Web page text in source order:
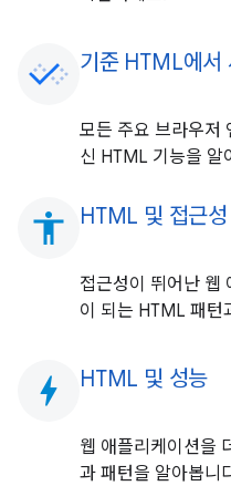
기준 HTML에서
모든 주요 브라우저
신 HTML 기능을 알
accessibility HTML 및 접근성
접근성이 뛰어난 웹
이 되는 HTML 패턴
bolt HTML 및 성능
웹 애플리케이션을
과 패턴을 알아봅니